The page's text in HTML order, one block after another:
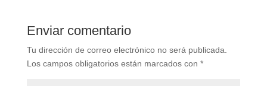
Enviar comentario
Tu dirección de correo electrónico no será publicada.
Los campos obligatorios están marcados con *